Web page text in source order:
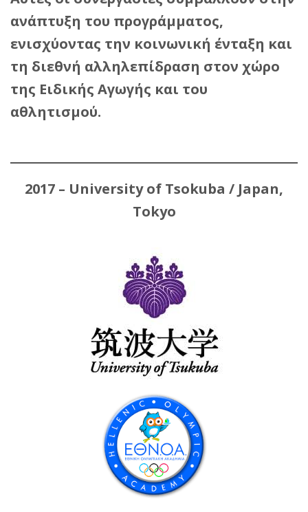
ανάπτυξη του προγράμματος,
ενισχύοντας την κοινωνική ένταξη και
τη διεθνή αλληλεπίδραση στον χώρο
της Ειδικής Αγωγής και του
αθλητισμού.
2017 – University of Tsokuba / Japan,
Tokyo